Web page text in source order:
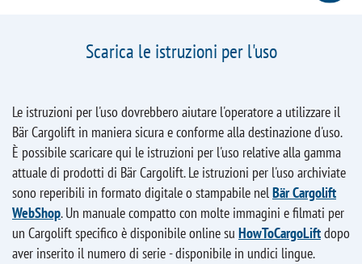
Scarica le istruzioni per l'uso
Le istruzioni per l'uso dovrebbero aiutare l'operatore a utilizzare il
Bär Cargolift in maniera sicura e conforme alla destinazione d'uso.
È possibile scaricare qui le istruzioni per l'uso relative alla gamma
attuale di prodotti di Bär Cargolift. Le istruzioni per l'uso archiviate
sono reperibili in formato digitale o stampabile nelBär Cargolift
WebShop. Un manuale compatto con molte immagini e filmati per
un Cargolift specifico è disponibile online su HowToCargoLiftdopo
aver inserito il numero di serie - disponibile in undici lingue.